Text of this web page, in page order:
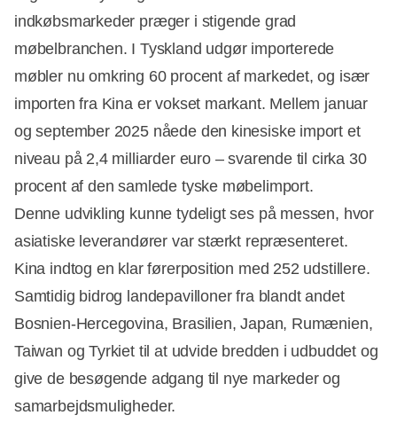
indkøbsmarkeder præger i stigende grad
møbelbranchen. I Tyskland udgør importerede
møbler nu omkring 60 procent af markedet, og især
importen fra Kina er vokset markant. Mellem januar
og september 2025 nåede den kinesiske import et
niveau på 2,4 milliarder euro – svarende til cirka 30
procent af den samlede tyske møbelimport.
Denne udvikling kunne tydeligt ses på messen, hvor
asiatiske leverandører var stærkt repræsenteret.
Kina indtog en klar førerposition med 252 udstillere.
Samtidig bidrog landepavilloner fra blandt andet
Bosnien-Hercegovina, Brasilien, Japan, Rumænien,
Taiwan og Tyrkiet til at udvide bredden i udbuddet og
give de besøgende adgang til nye markeder og
samarbejdsmuligheder.